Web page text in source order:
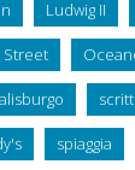
Ludwig II
Street
spiaggia